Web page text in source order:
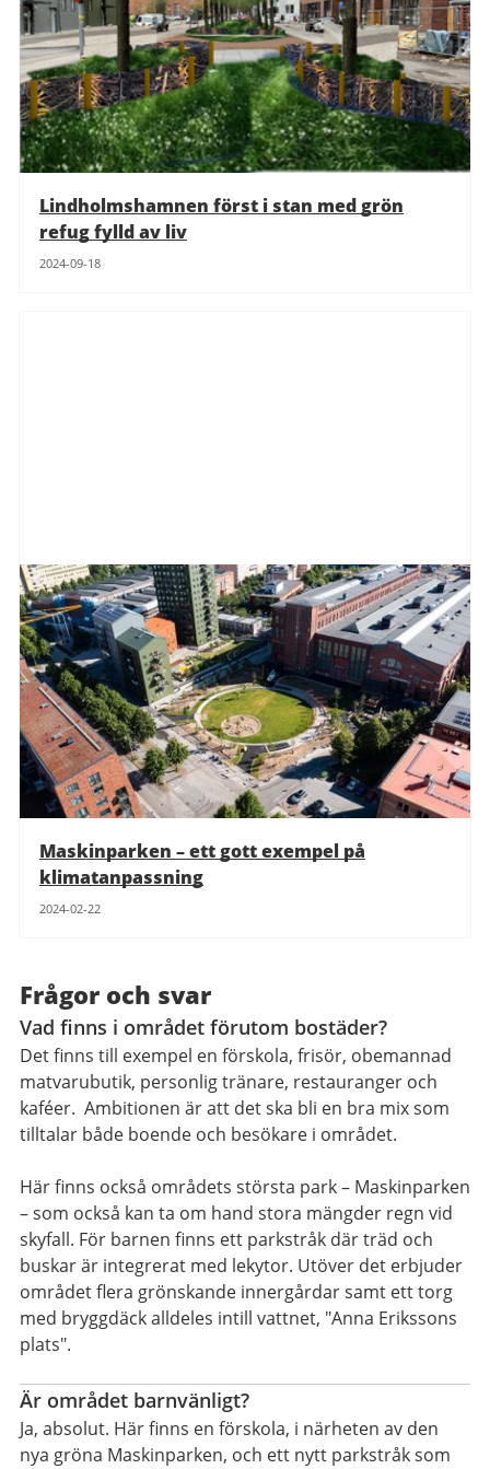
Lindholmshamnen först i stan med grön
refug fylld av liv
2024-09-18
Maskinparken – ett gott exempel på
klimatanpassning
2024-02-22
Frågor och svar
Vad finns i området förutom bostäder?
Det finns till exempel en förskola, frisör, obemannad
matvarubutik, personlig tränare, restauranger och
kaféer. Ambitionen är att det ska bli en bra mix som
tilltalar både boende och besökare i området.
Här finns också områdets största park – Maskinparken
– som också kan ta om hand stora mängder regn vid
skyfall. För barnen finns ett parkstråk där träd och
buskar är integrerat med lekytor. Utöver det erbjuder
området flera grönskande innergårdar samt ett torg
med bryggdäck alldeles intill vattnet, "Anna Erikssons
plats".
Är området barnvänligt?
Ja, absolut. Här finns en förskola, i närheten av den
nya gröna Maskinparken, och ett nytt parkstråk som